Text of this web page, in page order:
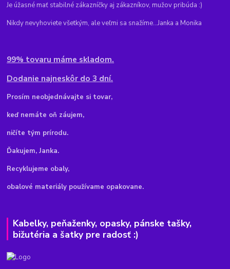
Je úžasné mať stabilné zákazníčky aj zákazníkov, mužov pribúda :)
Nikdy nevyhoviete všetkým, ale veľmi sa snažíme...Janka a Monika
99% tovaru máme skladom.
Dodanie najneskôr do 3 dní.
Prosím neobjednávajte si tovar,
keď nemáte oň záujem,
ničíte tým prírodu.
Ďakujem, Janka.
Recyklujeme obaly,
obalové materiály používame opakovane.
Kabelky, peňaženky, opasky, pánske tašky,
bižutéria a šatky pre radosť :)